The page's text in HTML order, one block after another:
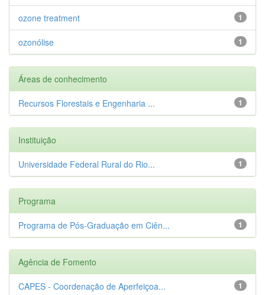
1
ozone treatment
1
ozonólise
Áreas de conhecimento
1
Recursos Florestais e Engenharia ...
Instituição
1
Universidade Federal Rural do Rio...
Programa
1
Programa de Pós-Graduação em Ciên...
Agência de Fomento
1
CAPES - Coordenação de Aperfeiçoa...